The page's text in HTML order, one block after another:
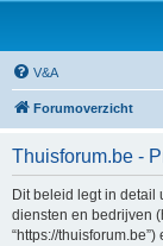
V&A
Forumoverzicht
Thuisforum.be -
Dit beleid legt in detail
diensten en bedrijven
“https://thuisforum.be”)